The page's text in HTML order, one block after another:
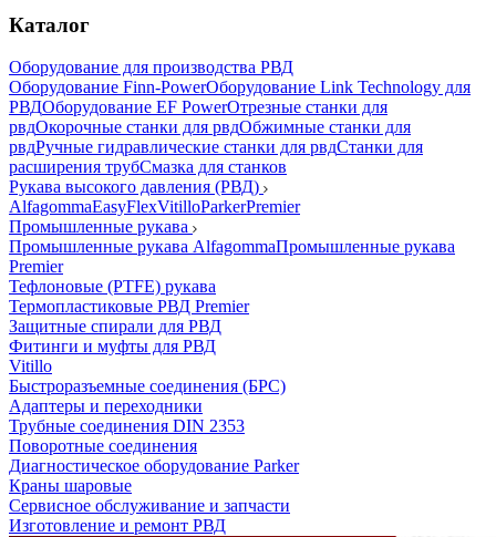
Каталог
Оборудование для производства РВД
Оборудование Finn-PowerОборудование Link Technology для
РВДОборудование EF PowerОтрезные станки для
рвдОкорочные станки для рвдОбжимные станки для
рвдРучные гидравлические станки для рвдСтанки для
расширения трубСмазка для станков
Рукава высокого давления (РВД)
AlfagommaEasyFlexVitilloParkerPremier
Промышленные рукава
Промышленные рукава AlfagommaПромышленные рукава
Premier
Тефлоновые (PTFE) рукава
Термопластиковые РВД Premier
Защитные спирали для РВД
Фитинги и муфты для РВД
Vitillo
Быстроразъемные соединения (БРС)
Адаптеры и переходники
Трубные соединения DIN 2353
Поворотные соединения
Диагностическое оборудование Parker
Краны шаровые
Сервисное обслуживание и запчасти
Изготовление и ремонт РВД